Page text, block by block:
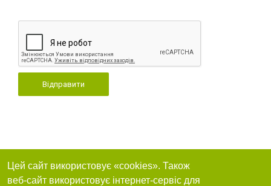
Відправити
Цей сайт використовує «cookies». Також
веб-сайт використовує інтернет-сервіс для